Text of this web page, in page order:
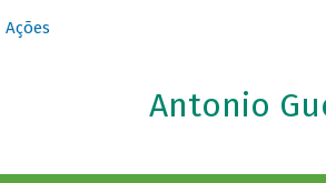
Ações
Antonio